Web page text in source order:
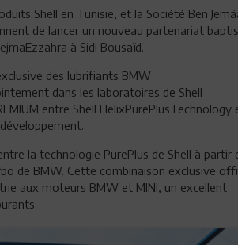
Shell en Tunisie, et la Société Ben
de lancer un nouveau partenariat
à Sidi Bousaïd.
des lubrifiants BMW
dans les laboratoires de Shell
entre Shell HelixPurePlusTechnology
la technologie PurePlus de Shell à partir
de BMW. Cette combinaison exclusive
aux moteurs BMW et MINI, un excellent